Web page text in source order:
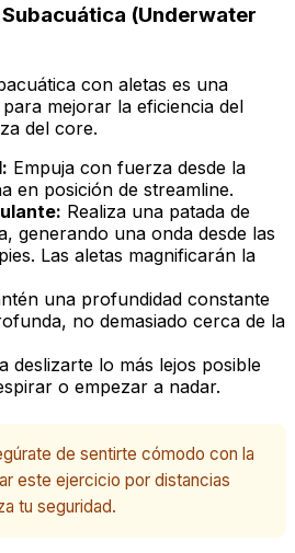
(Underwater
con aletas es una
mejorar la eficiencia del
del core.
Empuja con fuerza desde la
en posición de streamline.
Realiza una patada de
generando una onda desde las
Las aletas magnificarán la
una profundidad constante
no demasiado cerca de la
deslizarte lo más lejos posible
o empezar a nadar.
de sentirte cómodo con la
este ejercicio por distancias
tu seguridad.